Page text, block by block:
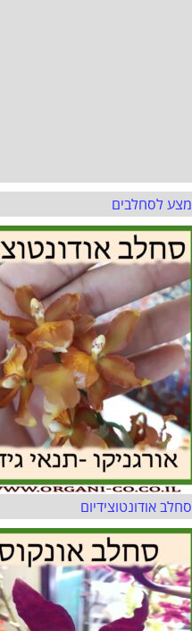
מצע לסחלבים
סחלב אודונטוצידיום